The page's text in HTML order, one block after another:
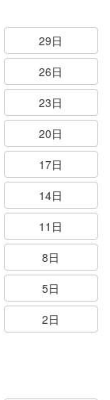
29日
26日
23日
20日
17日
14日
11日
8日
5日
2日